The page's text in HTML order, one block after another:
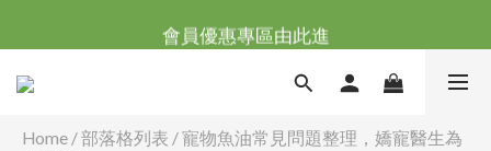
台灣滿NT$全館滿1200免運｜海外滿NT$3000免運
會員優惠專區由此進
台灣滿NT$全館滿1200免運｜海外滿NT$3000免運
Home /部落格列表 /寵物魚油常見問題整理，嬌寵醫生為